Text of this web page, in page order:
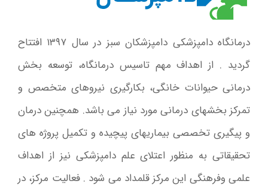
درمانگاه دامپزشکی دامپزشکان سبز در سال ۱۳۹۷ افتتاح
گردید . از اهداف مهم تاسیس درمانگاه، توسعه بخش
درمانی حیوانات خانگی، بکارگیری نیروهای متخصص و
تمرکز بخشهای درمانی مورد نیاز می باشد. همچنین درمان
و پیگیری تخصصی بیماریهای پیچیده و تکمیل پروژه های
تحقیقاتی به منظور اعتلای علم دامپزشکی نیز از اهداف
علمی وفرهنگی این مرکز قلمداد می شود . فعالیت مرکز، در